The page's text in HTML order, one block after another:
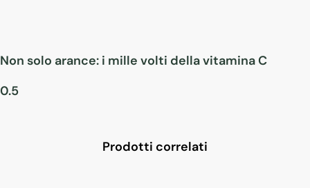
Non solo arance: i mille volti della vitamina C
Prodotti correlati